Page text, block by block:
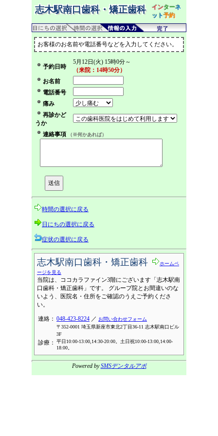
志木駅南口歯科・矯正歯科 インターネ
ット予約
お客様のお名前や電話番号などを入力してください。
予約日時
5月12日(火) 15時0分～
（来院：14時50分）
お名前
電話番号
痛み
再診かど
うか
連絡事項
（※何かあれば）
時間の選択に戻る
日にちの選択に戻る
症状の選択に戻る
志木駅南口歯科・矯正歯科
ホームペ
ージを見る
当院は、ココカラファイン3階にございます「志木駅南
口歯科・矯正歯科」です。 グループ院とお間違いのな
いよう、医院名・住所をご確認のうえご予約くださ
い。
連絡： 048-423-8224 ／ お問い合わせフォーム
〒352-0001 埼玉県新座市東北2丁目36-11 志木駅南口ビル
3F
診療：
平日10:00-13:00,14:30-20:00。土日祝10:00-13:00,14:00-
18:00。
Powered bySMSデンタルアポ